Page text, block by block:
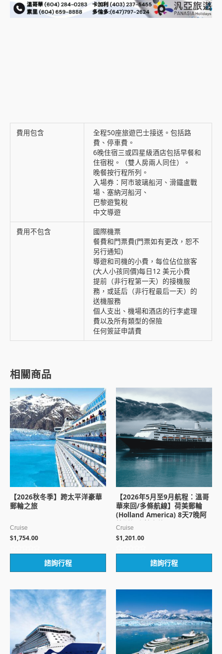
費用包含
全程50座旅遊巴士接送。包括路
費、停車費。
6晚住宿三或四星級酒店包括早餐和
住宿稅。（雙人房兩人同住）。
晚餐按行程所列。
入場券：阿市玻璃船河、滑鐵盧戰
場、塞納河船河、
巴黎遊覧稅
中文導遊
費用不包含
國際機票
餐費和門票費(門票如有更改，恕不
另行通知)
導遊和司機的小費，每位佔位旅客
(大人小孩同價)每日12 美元小費
提前（非行程第一天）的接機服
務，或延后（非行程最后一天）的
送機服務
個人支出、機場和酒店的行李處理
費以及所有類型的保險
任何簽証申請費
相關商品
【2026秋冬季】跨太平洋豪華
郵輪之旅
Cruise
$1,754.00
滿
諮詢行程
【2026年5月至9月航程：溫哥
華來回/多條航線】荷美郵輪
(Holland America) 8天7晚阿
拉斯加郵輪之旅 [PH]
Cruise
$1,201.00
滿
諮詢行程